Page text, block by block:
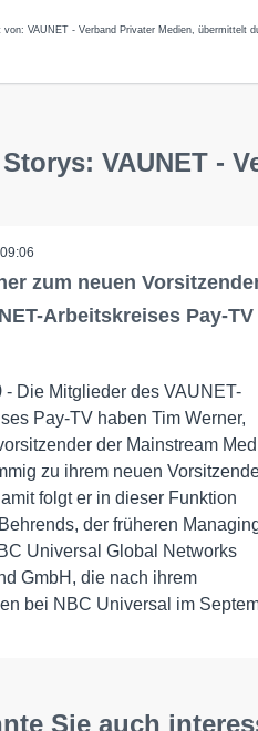
von: VAUNET - Verband Privater Medien, übermittelt
VAUNET -
zum neuen
Arbeitskreises Pay-TV
- Die Mitglieder des VAUNET-
Pay-TV haben Tim Werner,
der Mainstream
zu ihrem neuen
folgt er in dieser Funktion
der früheren
Universal Global Networks
GmbH, die nach ihrem
bei NBC Universal im
Sie auch